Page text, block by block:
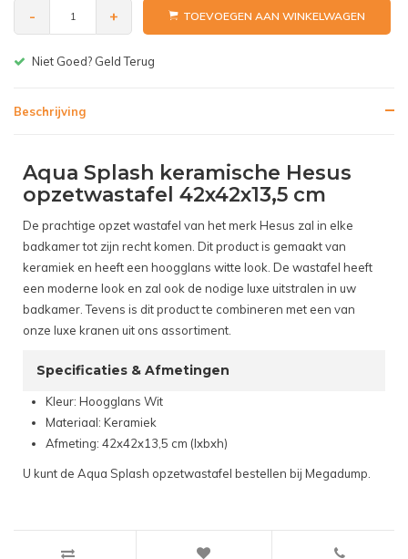
- + TOEVOEGEN AAN WINKELWAGEN
Gratis bezorgen v.a. € 150,-(NL)
Beschrijving
Aqua Splash keramische Hesus
opzetwastafel 42x42x13,5 cm
De prachtige opzet wastafel van het merk Hesus zal in elke
badkamer tot zijn recht komen. Dit product is gemaakt van
keramiek en heeft een hoogglans witte look. De wastafel heeft
een moderne look en zal ook de nodige luxe uitstralen in uw
badkamer. Tevens is dit product te combineren met een van
onze luxe kranen uit ons assortiment.
Specificaties & Afmetingen
Kleur: Hoogglans Wit
Materiaal: Keramiek
Afmeting: 42x42x13,5 cm (lxbxh)
U kunt de Aqua Splash opzetwastafel bestellen bij Megadump.